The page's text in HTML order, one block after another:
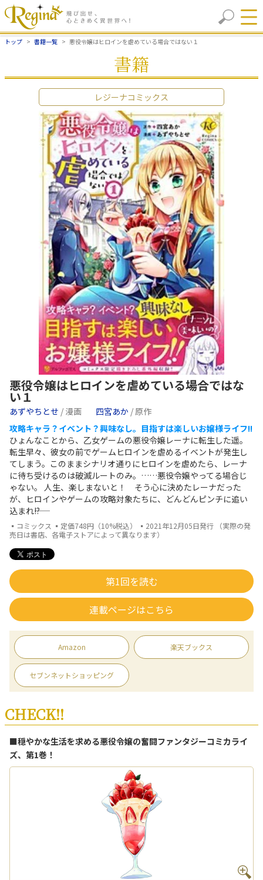
トップ 書籍一覧 悪役令嬢はヒロインを虐めている場合ではない１
書籍
レジーナコミックス
悪役令嬢はヒロインを虐めている場合ではな
い１
あずやちとせ / 漫画 四宮あか / 原作
攻略キャラ？イベント？興味なし。目指すは楽しいお嬢様ライフ!!
ひょんなことから、乙女ゲームの悪役令嬢レーナに転生した遥。
転生早々、彼女の前でゲームヒロインを虐めるイベントが発生し
てしまう。このままシナリオ通りにヒロインを虐めたら、レーナ
に待ち受けるのは破滅ルートのみ。……悪役令嬢やってる場合じ
ゃない。 人生、楽しまないと！ そう心に決めたレーナだった
が、ヒロインやゲームの攻略対象たちに、どんどんピンチに追い
込まれ――!?
▪コミックス ▪定価748円（10%税込） ▪2021年12月05日発行 （実際の発
売日は書店、各電子ストアによって異なります）
第1回を読む
連載ページはこちら
Amazon 楽天ブックス
セブンネットショッピング
CHECK!!
■穏やかな生活を求める悪役令嬢の奮闘ファンタジーコミカライ
ズ、第1巻！